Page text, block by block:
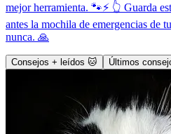
mejor herramienta. 🐾⚡ 👆 Guarda
antes la mochila de emergencias de
nunca. 🙏
Consejos + leídos 🐱 Últimos